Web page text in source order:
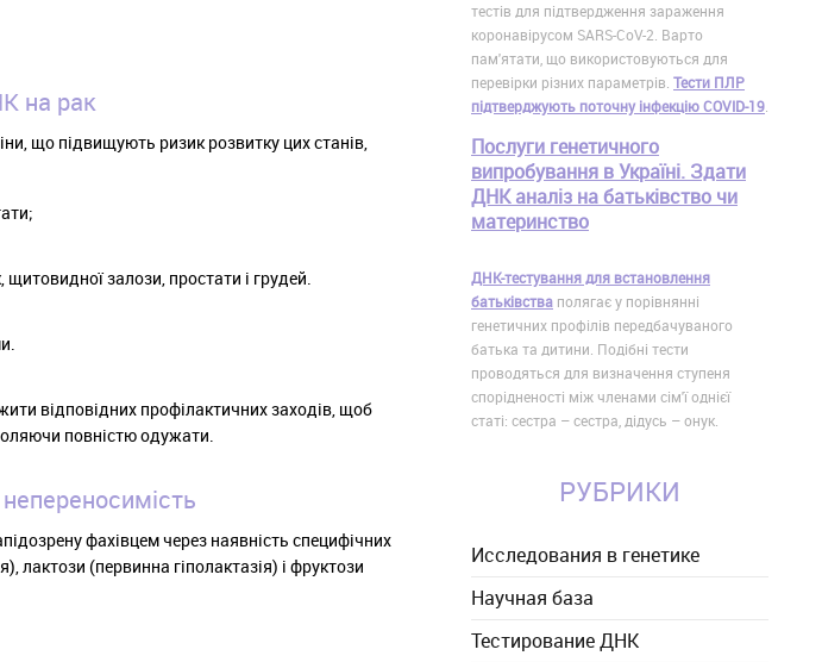
на рак
що підвищують ризик розвитку цих станів,
залози, простати і грудей.
відповідних профілактичних заходів, щоб
повністю одужати.
фахівцем через наявність специфічних
лактози (первинна гіполактазія) і фруктози
тестів для підтвердження зараження
коронавірусом SARS-CoV-2. Варто
пам'ятати, що використовуються для
перевірки різних параметрів. Тести ПЛР
підтверджують поточну інфекцію COVID-19
Послуги генетичного
випробування в Україні. Здати
ДНК аналіз на батьківство чи
материнство
ДНК-тестування для встановлення
батьківства полягає у порівнянні
генетичних профілів передбачуваного
батька та дитини. Подібні тести
проводяться для визначення ступеня
спорідненості між членами сім'ї однієї
статі: сестра – сестра, дідусь – онук.
РУБРИКИ
Исследования в генетике
Научная база
Тестирование ДНК